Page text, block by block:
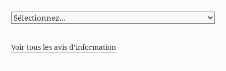
Voir tous les avis d’information